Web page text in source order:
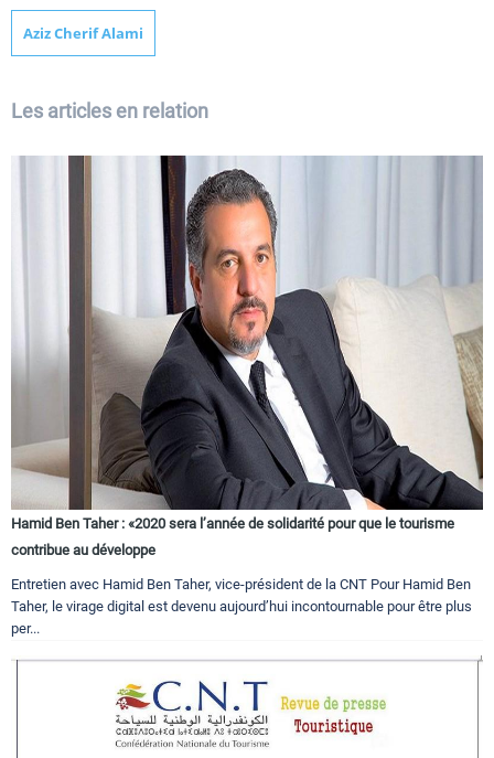
Aziz Cherif Alami
Les articles en relation
Hamid Ben Taher : «2020 sera l’année de solidarité pour que le tourisme
contribue au développe
Entretien avec Hamid Ben Taher, vice-président de la CNT Pour Hamid Ben
Taher, le virage digital est devenu aujourd’hui incontournable pour être plus
per...